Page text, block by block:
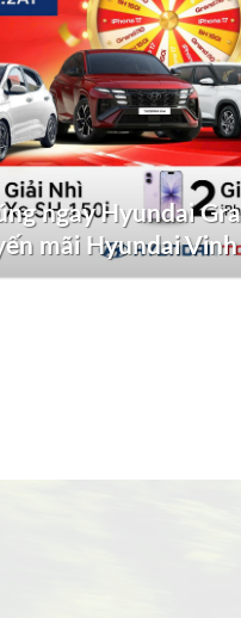
ngay Hyundai
mãi Hyundai